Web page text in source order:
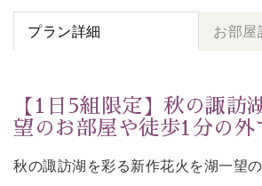
プラン詳細 お部屋
【1日5組限定】秋の諏訪
望のお部屋や徒歩1分の外
秋の諏訪湖を彩る新作花火を湖一望